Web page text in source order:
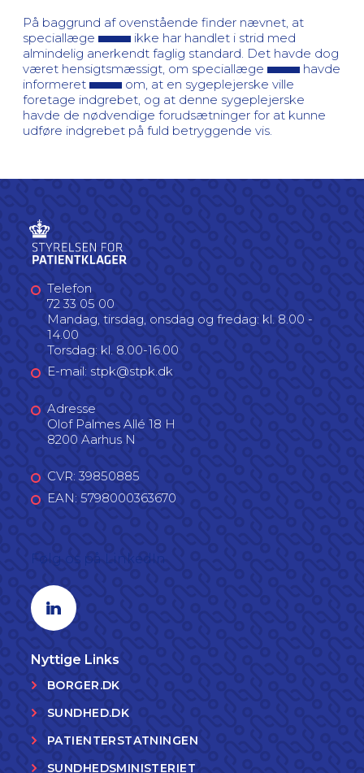
På baggrund af ovenstående finder nævnet, at
speciallæge
ikke har handlet i strid med
almindelig anerkendt faglig standard. Det havde dog
været hensigtsmæssigt, om speciallæge
havde
informeret
om, at en sygeplejerske ville
foretage indgrebet, og at denne sygeplejerske
havde de nødvendige forudsætninger for at kunne
udføre indgrebet på fuld betryggende vis.
Telefon
72 33 05 00
Mandag, tirsdag, onsdag og fredag: kl. 8.00 -
14.00
Torsdag: kl. 8.00-16.00
E-mail: stpk@stpk.dk
Adresse
Olof Palmes Allé 18 H
8200 Aarhus N
CVR: 39850885
EAN: 5798000363670
Linkedin profil
Nyttige Links
BORGER.DK
SUNDHED.DK
PATIENTERSTATNINGEN
SUNDHEDSMINISTERIET